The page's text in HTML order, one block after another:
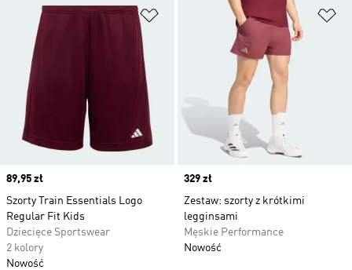
Dodaj do listy życzeń
Price
89,95 zł
Szorty Train Essentials Logo
Regular Fit Kids
Dziecięce Sportswear
2 kolory
Nowość
Price
329 zł
Zestaw: szorty z krótkimi
legginsami
Męskie Performance
Nowość